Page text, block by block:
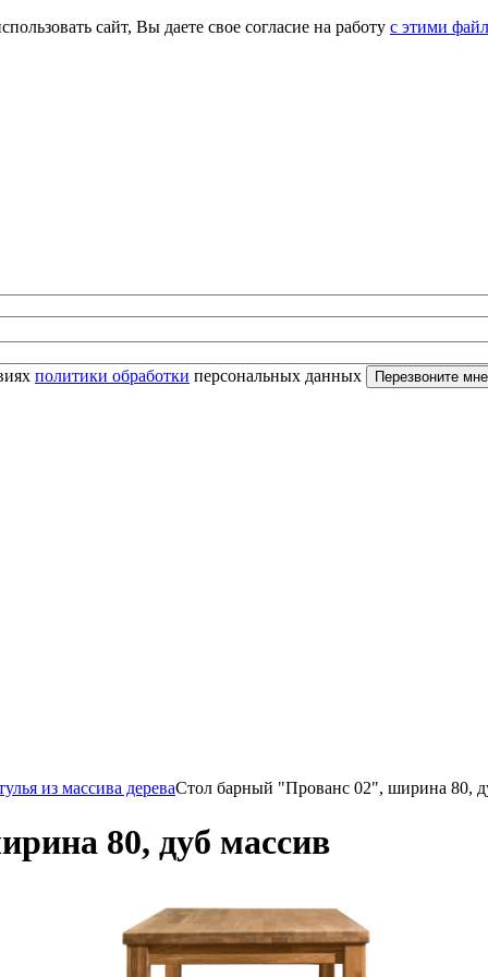
сайт, Вы даете свое согласие на работу с этими
политики обработки персональных данных
из массива дереваСтол барный "Прованс 02", ширина 80,
80, дуб массив